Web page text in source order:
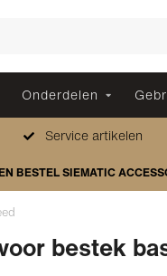
Onderdelen
Service artikelen
BESTEL SIEMATIC
bestek